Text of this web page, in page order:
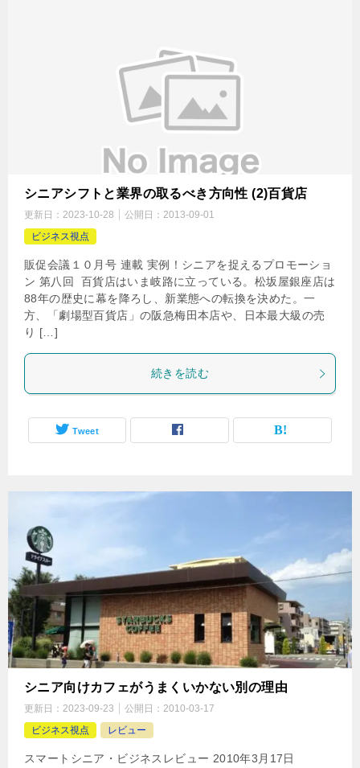
シニアシフトと業界の取るべき方向性 (2)百貨店
更新日： 2023-10-28 公開日： 2013-09-01
ビジネス視点
販促会議１０月号 連載 実例！シニアを捉えるプロモーショ
ン 第八回 百貨店はいま岐路に立っている。松坂屋銀座店は
88年の歴史に幕を降ろし、新業態への転換を決めた。一
方、「劇場型百貨店」の阪急梅田本店や、日本最大級の売
り […]
続きを読む
Tweet
シニア向けカフェがうまくいかない別の理由
更新日： 2023-09-23 公開日： 2010-03-17
ビジネス視点
レビュー
スマートシニア・ビジネスレビュー 2010年3月17日